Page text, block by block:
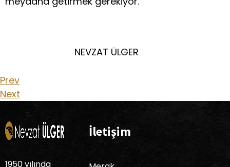
NEVZAT ÜLGER
Prev
Next
1950 yılında
İletişim